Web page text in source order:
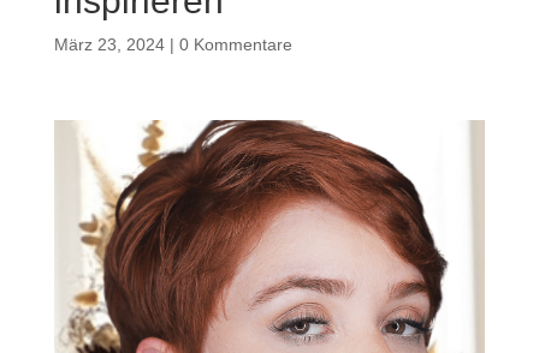
März 23, 2024| 0 Kommentare